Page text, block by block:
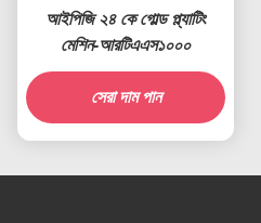
আইপিজি ২৪ কে গোল্ড প্ল্যাটিং
মেশিন-আরটিএএস১০০০
সেরা দাম পান